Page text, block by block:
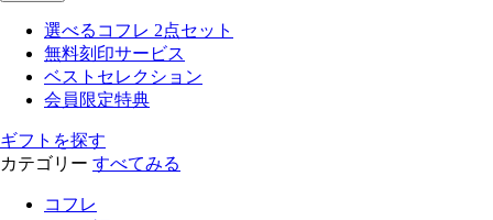
選べるコフレ 2点セット
無料刻印サービス
ベストセレクション
会員限定特典
ギフトを探す
カテゴリー すべてみる
コフレ